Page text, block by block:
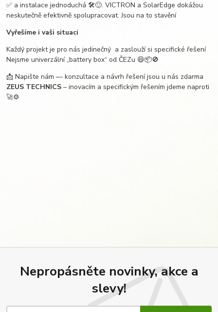
✅ a instalace jednoduchá 🛠️🙂. VICTRON a SolarEdge dokážou
neskutečně efektivně spolupracovat. Jsou na to stavění
Vyřešíme i vaši situaci
Každý projekt je pro nás jedinečný a zaslouží si specifické řešení
Nejsme univerzální „battery box“ od ČEZu 😄📦🚫
📩 Napište nám — konzultace a návrh řešení jsou u nás zdarma
ZEUS TECHNICS – inovacím a specifickým řešením jdeme naproti
🚀⚙️
Nepropásněte novinky, akce a
slevy!